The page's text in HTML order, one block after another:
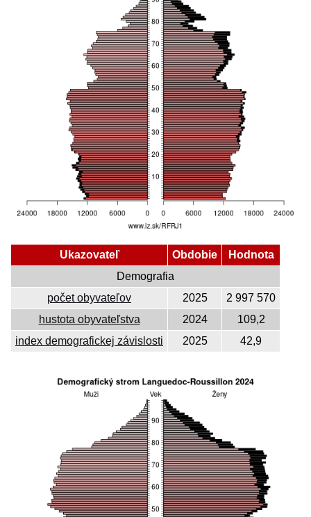
Ukazovateľ Obdobie
Hodnota
Demografia
počet obyvateľov
2025
2 997 570
hustota obyvateľstva
2024
109,2
index demografickej závislosti
2025 42,9